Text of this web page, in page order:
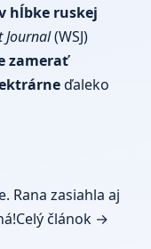
hĺbke ruskej
Journal(WSJ)
zamerať
ďaleko
Rana zasiahla aj
Celý článok →